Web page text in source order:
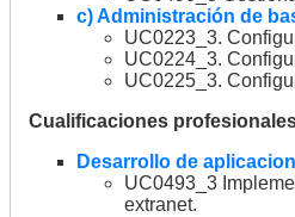
c) Administración de
UC0223_3.
UC0224_3.
UC0225_3.
Cualificaciones
Desarrollo de
UC0493_3
extranet.